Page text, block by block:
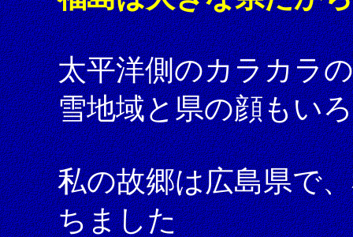
太平洋側のカラカラ
雪地域と県の顔もい
私の故郷は広島県で
ちました